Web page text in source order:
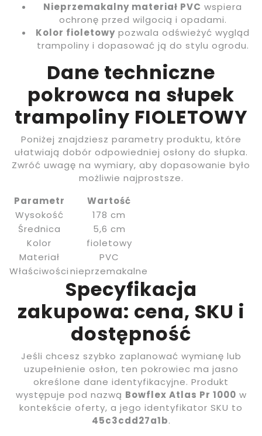
Nieprzemakalny materiał PVC wspiera
ochronę przed wilgocią i opadami.
Kolor fioletowy pozwala odświeżyć wygląd
trampoliny i dopasować ją do stylu ogrodu.
Dane techniczne
pokrowca na słupek
trampoliny FIOLETOWY
Poniżej znajdziesz parametry produktu, które
ułatwiają dobór odpowiedniej osłony do słupka.
Zwróć uwagę na wymiary, aby dopasowanie było
możliwie najprostsze.
Parametr
Wartość
Wysokość
178 cm
Średnica
5,6 cm
Kolor
fioletowy
Materiał
PVC
Właściwościnieprzemakalne
Specyfikacja
zakupowa: cena, SKU i
dostępność
Jeśli chcesz szybko zaplanować wymianę lub
uzupełnienie osłon, ten pokrowiec ma jasno
określone dane identyfikacyjne. Produkt
występuje pod nazwą Bowflex Atlas Pr 1000 w
kontekście oferty, a jego identyfikator SKU to
45c3cdd27a1b.